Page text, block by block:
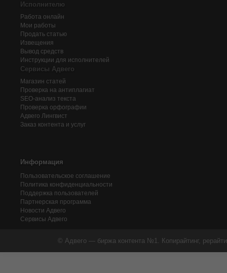
Исполнителю
Работа онлайн
Мои работы
Продать статью
Извещения
Вывод средств
Инструкции для исполнителей
Сервисы Адвего
Магазин статей
Проверка на антиплагиат
SEO-анализ текста
Проверка орфографии
Адвего Лингвист
Заказ контента и услуг
Информация
Пользовательское соглашение
Политика конфиденциальности
Поддержка пользователей
Партнерская программа
Новости Адвего
Сервисы Адвего
© Адвего — биржа контента №1. Копирайтинг,